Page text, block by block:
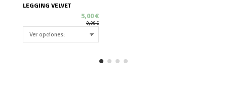
LEGGING VELVET
5,00 €
9,99 €